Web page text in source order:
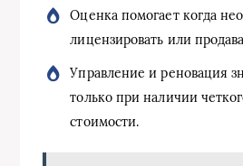
Оценка помогает когда
лицензировать или
Управление и реновация
только при наличии
стоимости.